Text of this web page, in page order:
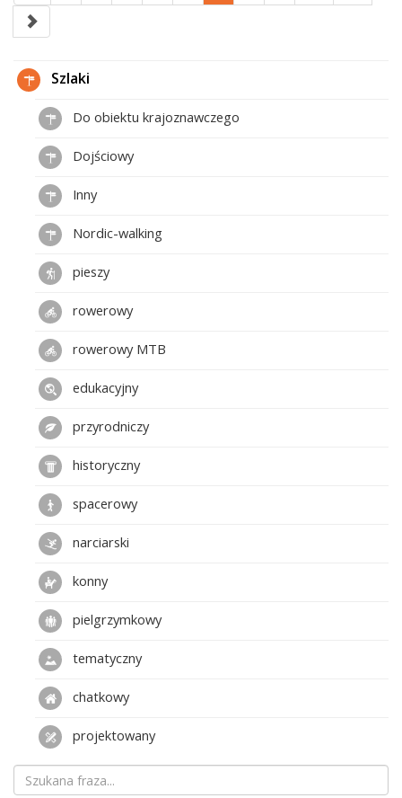
Szlaki
Do obiektu krajoznawczego
Dojściowy
Inny
Nordic-walking
pieszy
rowerowy
rowerowy MTB
edukacyjny
przyrodniczy
historyczny
spacerowy
narciarski
konny
pielgrzymkowy
tematyczny
chatkowy
projektowany